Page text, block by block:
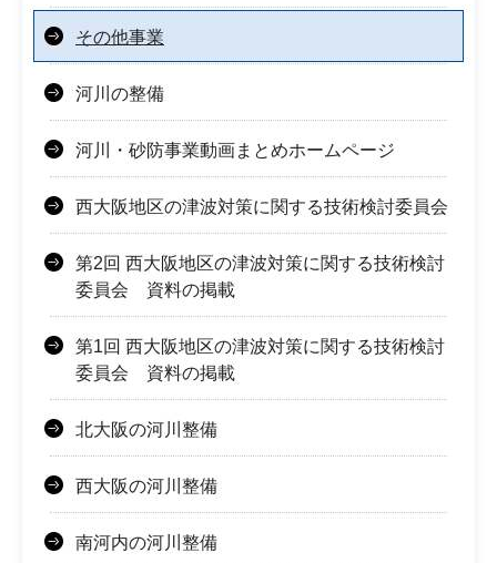
その他事業
河川の整備
河川・砂防事業動画まとめホームページ
西大阪地区の津波対策に関する技術検討委員会
第2回 西大阪地区の津波対策に関する技術検討
委員会 資料の掲載
第1回 西大阪地区の津波対策に関する技術検討
委員会 資料の掲載
北大阪の河川整備
西大阪の河川整備
南河内の河川整備